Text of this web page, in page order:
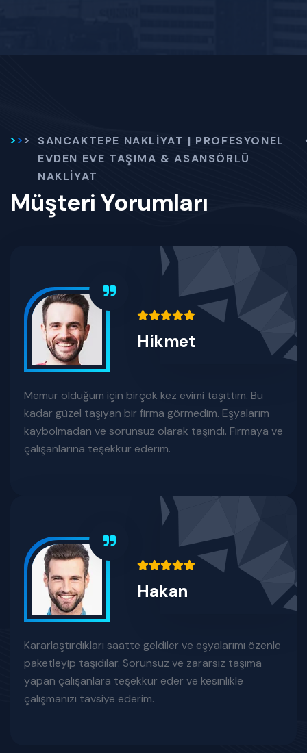
SANCAKTEPE NAKLIYAT | PROFESYONEL
EVDEN EVE TAŞIMA & ASANSÖRLÜ
NAKLIYAT
Müşteri Yorumları
Hikmet
Memur olduğum için birçok kez evimi taşıttım. Bu
kadar güzel taşıyan bir firma görmedim. Eşyalarım
kaybolmadan ve sorunsuz olarak taşındı. Firmaya ve
çalışanlarına teşekkür ederim.
Hakan
Kararlaştırdıkları saatte geldiler ve eşyalarımı özenle
paketleyip taşıdılar. Sorunsuz ve zararsız taşıma
yapan çalışanlara teşekkür eder ve kesinlikle
çalışmanızı tavsiye ederim.